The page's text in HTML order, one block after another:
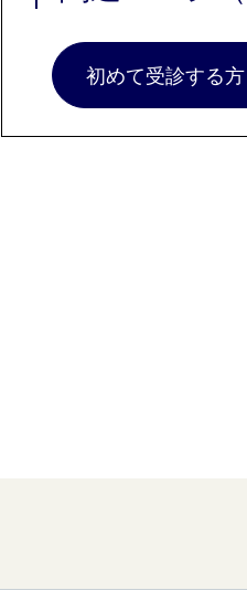
初めて受診する方